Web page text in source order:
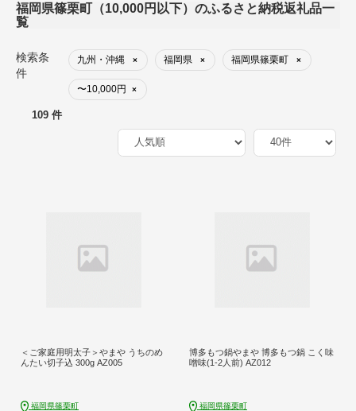
福岡県篠栗町（10,000円以下）のふるさと納税返礼品一
覧
検索条
件
九州・沖縄 × 福岡県 × 福岡県篠栗町 ×
〜10,000円 ×
109 件
＜ご家庭用明太子＞やまや うちのめ
んたい切子込 300g AZ005
福岡県篠栗町
博多もつ鍋やまや 博多もつ鍋 こく味
噌味(1-2人前) AZ012
福岡県篠栗町